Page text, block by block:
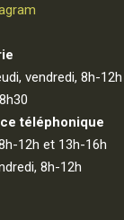
vendredi, 8h-12h
téléphonique
12h et 13h-16h
8h-12h